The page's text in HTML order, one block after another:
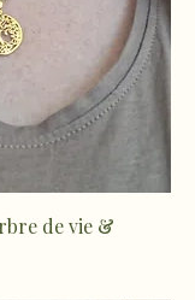
de vie &